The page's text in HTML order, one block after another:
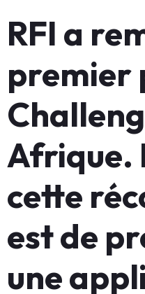
RFI a
premier
Afrique.
cette
est de
une